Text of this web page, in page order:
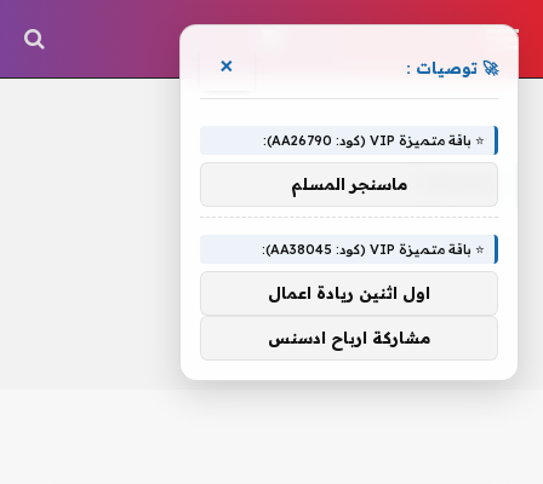
🚀 توصيات : ×
⭐ باقة متميزة VIP (كود: AA26790):
ماسنجر المسلم
⭐ باقة متميزة VIP (كود: AA38045):
اول اثنين ريادة اعمال
مشاركة ارباح ادسنس